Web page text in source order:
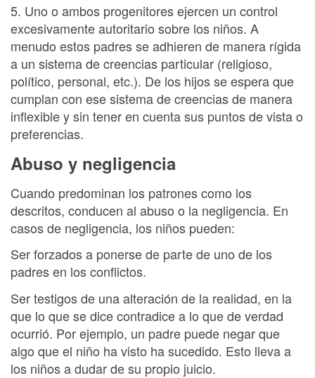
5. Uno o ambos progenitores ejercen un control
excesivamente autoritario sobre los niños. A
menudo estos padres se adhieren de manera rígida
a un sistema de creencias particular (religioso,
político, personal, etc.). De los hijos se espera que
cumplan con ese sistema de creencias de manera
inflexible y sin tener en cuenta sus puntos de vista o
preferencias.
Abuso y negligencia
Cuando predominan los patrones como los
descritos, conducen al abuso o la negligencia. En
casos de negligencia, los niños pueden:
Ser forzados a ponerse de parte de uno de los
padres en los conflictos.
Ser testigos de una alteración de la realidad, en la
que lo que se dice contradice a lo que de verdad
ocurrió. Por ejemplo, un padre puede negar que
algo que el niño ha visto ha sucedido. Esto lleva a
los niños a dudar de su propio juicio.